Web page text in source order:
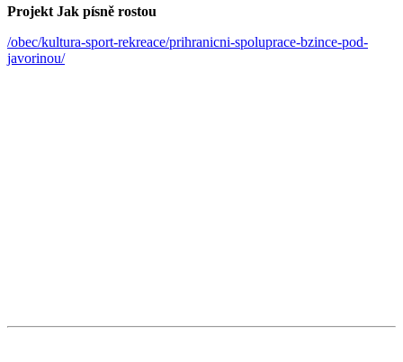
Projekt Jak písně rostou
/obec/kultura-sport-rekreace/prihranicni-spoluprace-bzince-pod-
javorinou/